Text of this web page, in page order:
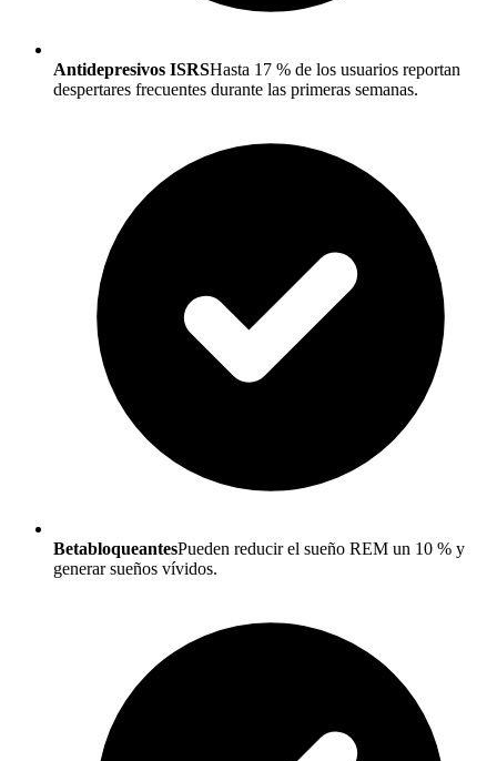
Antidepresivos ISRSHasta 17 % de los usuarios reportan
despertares frecuentes durante las primeras semanas.
BetabloqueantesPueden reducir el sueño REM un 10 % y
generar sueños vívidos.